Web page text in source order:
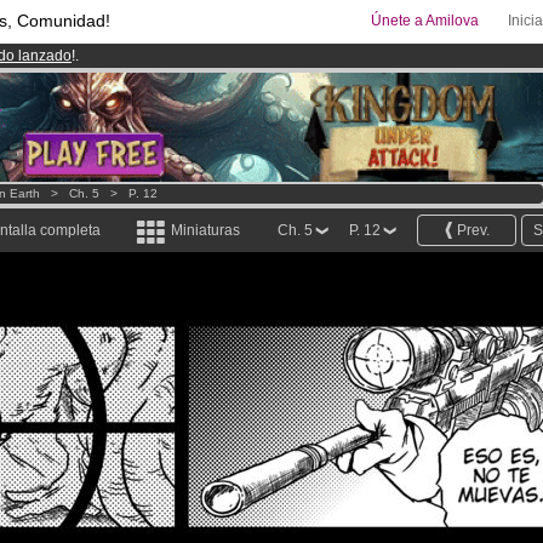
Comunidad! Únete a Amilova
lanzado!.
Cómics y Mangas!.
al mes!Hazte Premium ya
Earth > Ch. 5 > P. 12
completa Miniaturas Prev.
P. 12
Ch. 5